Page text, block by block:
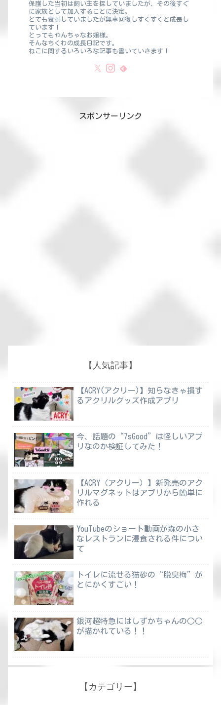
保護した当初は飼い主を探していましたが、その後すぐ
に家族として加入することに決定。
とても衰弱していましたが無事回復しすくすくと成長し
ています！
とってもやんちゃなお嬢様。
そんなちくわの成長日記です。
ねこに関するいろいろな記事も書いていきます！
スポンサーリンク
【人気記事】
【ACRY(アクリー)】知らなきゃ損す
るアクリルグッズ作成アプリ
今、話題の“7sGood”は怪しいアプ
リなのか検証してみた！
【ACRY（アクリー）】新発売のアク
リルマグネットはアプリから簡単に
作れる
YouTubeのショート動画が森の小さ
なレストランに浸食される件につい
て
トイレに流せる猫砂の“脱臭梅”が
とにかくすごい！
銀河超特急にはしずかちゃんの○○
が描かれている！！
【カテゴリー】